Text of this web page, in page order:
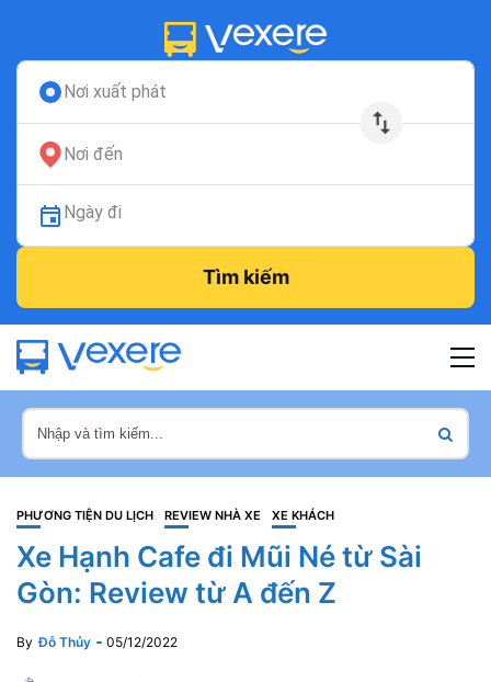
Nơi xuất phát
Nơi đến
Ngày đi
Tìm kiếm
PHƯƠNG TIỆN DU LỊCH REVIEW NHÀ XE XE KHÁCH
Xe Hạnh Cafe đi Mũi Né từ Sài
Gòn: Review từ A đến Z
By Đỗ Thủy 05/12/2022